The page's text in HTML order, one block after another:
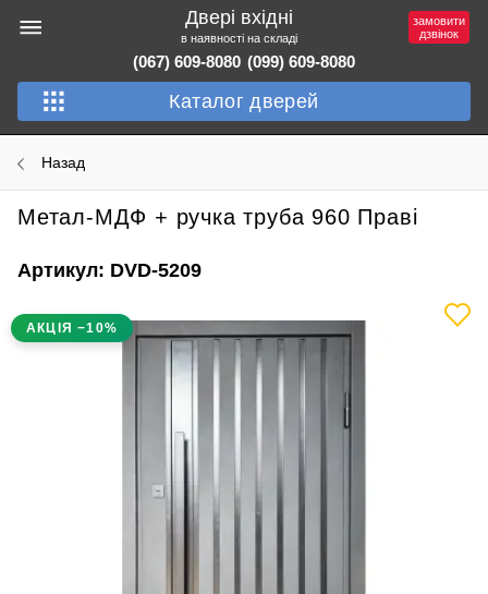
Двері вхідні
в наявності на складі
(067) 609-8080 (099) 609-8080
Каталог дверей
замовити
дзвінок
Назад
Метал-МДФ + ручка труба 960 Праві
Артикул: DVD-5209
АКЦІЯ −10%